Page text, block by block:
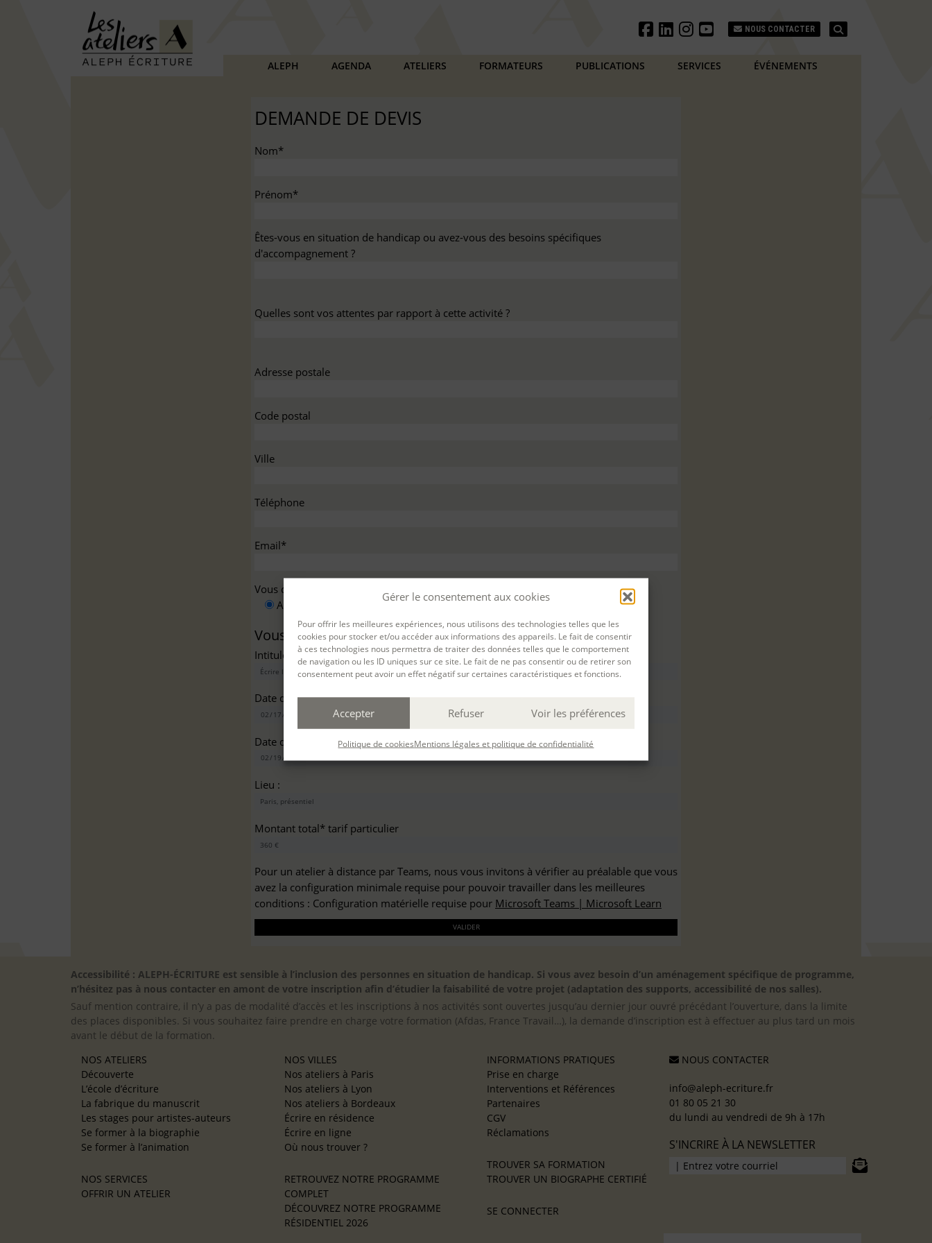
Gérer le consentement aux cookies
Pour offrir les meilleures expériences, nous utilisons des technologies telles que les
cookies pour stocker et/ou accéder aux informations des appareils. Le fait de consentir
à ces technologies nous permettra de traiter des données telles que le comportement
de navigation ou les ID uniques sur ce site. Le fait de ne pas consentir ou de retirer son
consentement peut avoir un effet négatif sur certaines caractéristiques et fonctions.
Accepter Refuser Voir les préférences
Politique de cookiesMentions légales et politique de confidentialité
NOUS CONTACTER
ALEPH AGENDA ATELIERS FORMATEURS PUBLICATIONS SERVICES ÉVÉNEMENTS
DEMANDE DE DEVIS
Nom*
Prénom*
Êtes-vous en situation de handicap ou avez-vous des besoins spécifiques
d'accompagnement ?
Quelles sont vos attentes par rapport à cette activité ?
Adresse postale
Code postal
Ville
Téléphone
Email*
Vous demandez ce devis :
A titre personnel
Pour bénéficier d’un financement
Vous souhaitez vous inscrire à :
Intitulé(s)*
Date de début*
Date de fin*
Lieu :
Montant total* tarif particulier
Pour un atelier à distance par Teams, nous vous invitons à vérifier au préalable que vous
avez la configuration minimale requise pour pouvoir travailler dans les meilleures
conditions : Configuration matérielle requise pour Microsoft Teams | Microsoft Learn
Accessibilité : ALEPH-ÉCRITURE est sensible à l’inclusion des personnes en situation de handicap. Si vous avez besoin d’un aménagement spécifique de programme,
n’hésitez pas à nous contacter en amont de votre inscription afin d’étudier la faisabilité de votre projet (adaptation des supports, accessibilité de nos salles).
Sauf mention contraire, il n’y a pas de modalité d’accès et les inscriptions à nos activités sont ouvertes jusqu’au dernier jour ouvré précédant l’ouverture, dans la limite
des places disponibles. Si vous souhaitez faire prendre en charge votre formation (Afdas, France Travail…), la demande d’inscription est à effectuer au plus tard un mois
avant le début de la formation.
NOS ATELIERS
Découverte
L’école d’écriture
La fabrique du manuscrit
Les stages pour artistes-auteurs
Se former à la biographie
Se former à l’animation
NOS SERVICES
OFFRIR UN ATELIER
NOS VILLES
Nos ateliers à Paris
Nos ateliers à Lyon
Nos ateliers à Bordeaux
Écrire en résidence
Écrire en ligne
Où nous trouver ?
RETROUVEZ NOTRE PROGRAMME
COMPLET
DÉCOUVREZ NOTRE PROGRAMME
RÉSIDENTIEL 2026
INFORMATIONS PRATIQUES
Prise en charge
Interventions et Références
Partenaires
CGV
Réclamations
TROUVER SA FORMATION
TROUVER UN BIOGRAPHE CERTIFIÉ
SE CONNECTER
NOUS CONTACTER
info@aleph-ecriture.fr
01 80 05 21 30
du lundi au vendredi de 9h à 17h
S'INCRIRE À LA NEWSLETTER